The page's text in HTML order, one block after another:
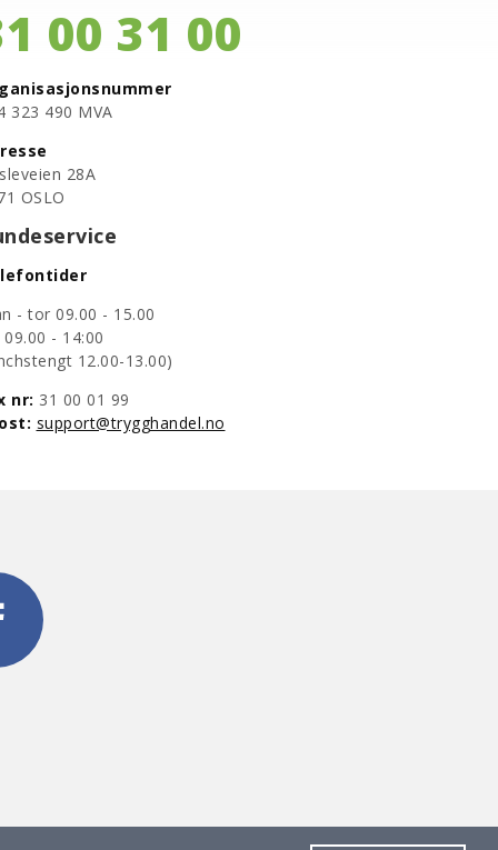
00 31 00
323 490 MVA
28A
OSLO
- tor 09.00 - 15.00
- 14:00
12.00-13.00)
nr: 31 00 01 99
support@trygghandel.no